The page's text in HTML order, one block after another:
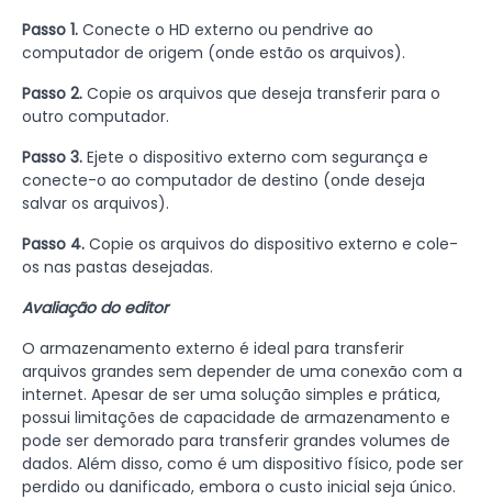
Passo 1. Conecte o HD externo ou pendrive ao
computador de origem (onde estão os arquivos).
Passo 2. Copie os arquivos que deseja transferir para o
outro computador.
Passo 3. Ejete o dispositivo externo com segurança e
conecte-o ao computador de destino (onde deseja
salvar os arquivos).
Passo 4. Copie os arquivos do dispositivo externo e cole-
os nas pastas desejadas.
Avaliação do editor
O armazenamento externo é ideal para transferir
arquivos grandes sem depender de uma conexão com a
internet. Apesar de ser uma solução simples e prática,
possui limitações de capacidade de armazenamento e
pode ser demorado para transferir grandes volumes de
dados. Além disso, como é um dispositivo físico, pode ser
perdido ou danificado, embora o custo inicial seja único.